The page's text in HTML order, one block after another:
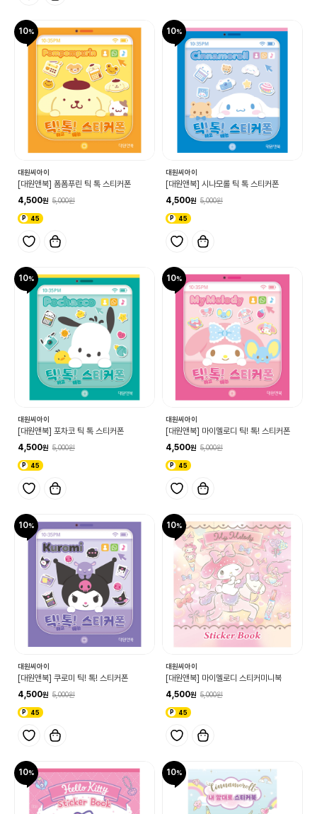
10
대원씨아이
[대원앤북] 폼폼푸린 틱 톡 스티커폰
4,500
5,000
45
10
대원씨아이
[대원앤북] 시나모롤 틱 톡 스티커폰
4,500
5,000
45
10
대원씨아이
[대원앤북] 포차코 틱 톡 스티커폰
4,500
5,000
45
10
대원씨아이
[대원앤북] 마이멜로디 틱! 톡! 스티커폰
4,500
5,000
45
10
대원씨아이
[대원앤북] 쿠로미 틱! 톡! 스티커폰
4,500
5,000
45
10
대원씨아이
[대원앤북] 마이멜로디 스티커미니북
4,500
5,000
45
10 10